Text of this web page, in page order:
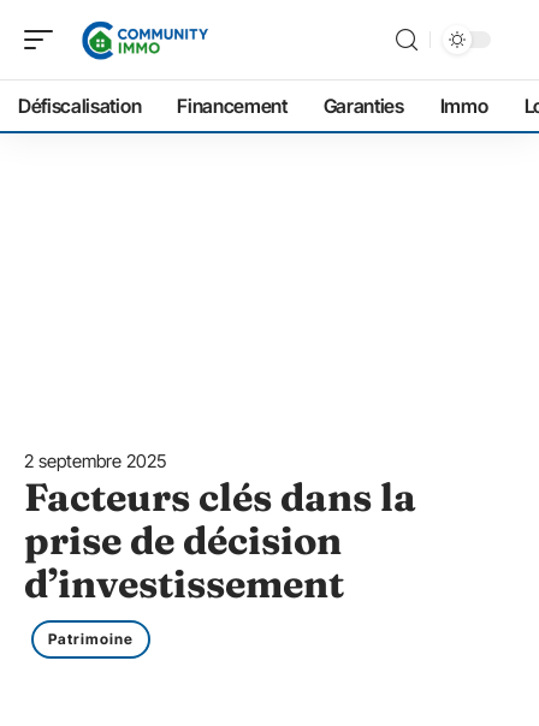
Défiscalisation Financement Garanties Immo
2 septembre 2025
Facteurs clés dans la
prise de décision
d’investissement
Patrimoine